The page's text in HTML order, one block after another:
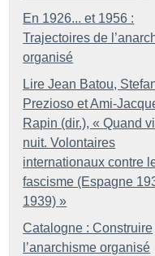
En 1926... et 1956 :
Trajectoires de
organisé
Lire Jean Batou,
Prezioso et Ami-
Rapin (dir.), « Quand
nuit. Volontaires
internationaux contre
fascisme (Espagne
1939) »
Catalogne : Construire
l’anarchisme organisé